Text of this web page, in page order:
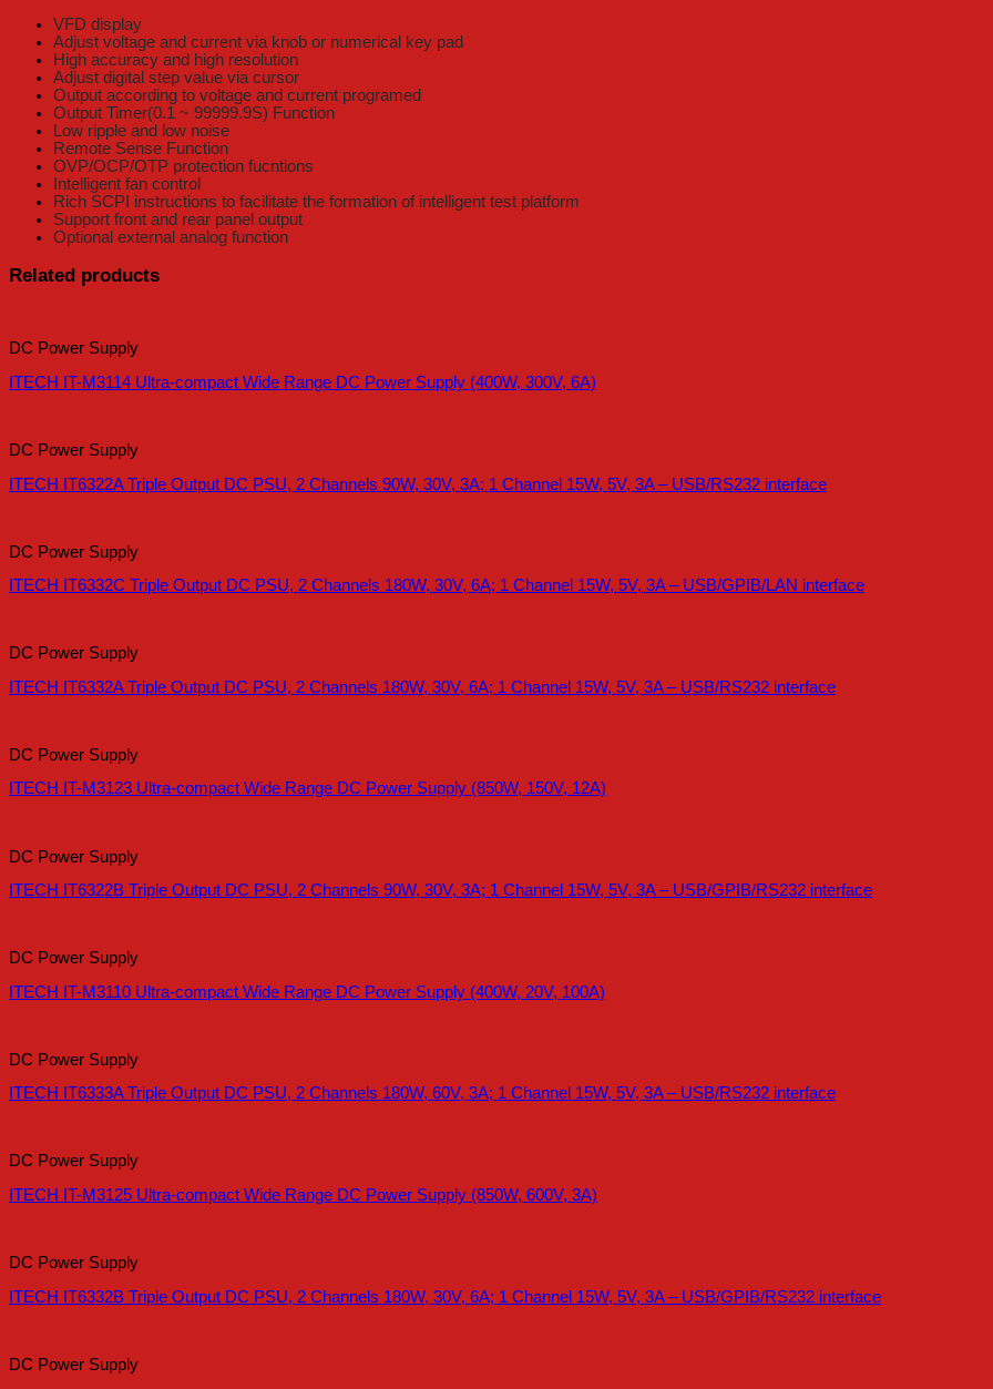
VFD display
Adjust voltage and current via knob or numerical key pad
High accuracy and high resolution
Adjust digital step value via cursor
Output according to voltage and current programed
Output Timer(0.1 ~ 99999.9S) Function
Low ripple and low noise
Remote Sense Function
OVP/OCP/OTP protection fucntions
Intelligent fan control
Rich SCPI instructions to facilitate the formation of intelligent test platform
Support front and rear panel output
Optional external analog function
Related products
DC Power Supply
ITECH IT-M3114 Ultra-compact Wide Range DC Power Supply (400W, 300V, 6A)
DC Power Supply
ITECH IT6322A Triple Output DC PSU, 2 Channels 90W, 30V, 3A; 1 Channel 15W, 5V, 3A – USB/RS232 interface
DC Power Supply
ITECH IT6332C Triple Output DC PSU, 2 Channels 180W, 30V, 6A; 1 Channel 15W, 5V, 3A – USB/GPIB/LAN interface
DC Power Supply
ITECH IT6332A Triple Output DC PSU, 2 Channels 180W, 30V, 6A; 1 Channel 15W, 5V, 3A – USB/RS232 interface
DC Power Supply
ITECH IT-M3123 Ultra-compact Wide Range DC Power Supply (850W, 150V, 12A)
DC Power Supply
ITECH IT6322B Triple Output DC PSU, 2 Channels 90W, 30V, 3A; 1 Channel 15W, 5V, 3A – USB/GPIB/RS232 interface
DC Power Supply
ITECH IT-M3110 Ultra-compact Wide Range DC Power Supply (400W, 20V, 100A)
DC Power Supply
ITECH IT6333A Triple Output DC PSU, 2 Channels 180W, 60V, 3A; 1 Channel 15W, 5V, 3A – USB/RS232 interface
DC Power Supply
ITECH IT-M3125 Ultra-compact Wide Range DC Power Supply (850W, 600V, 3A)
DC Power Supply
ITECH IT6332B Triple Output DC PSU, 2 Channels 180W, 30V, 6A; 1 Channel 15W, 5V, 3A – USB/GPIB/RS232 interface
DC Power Supply